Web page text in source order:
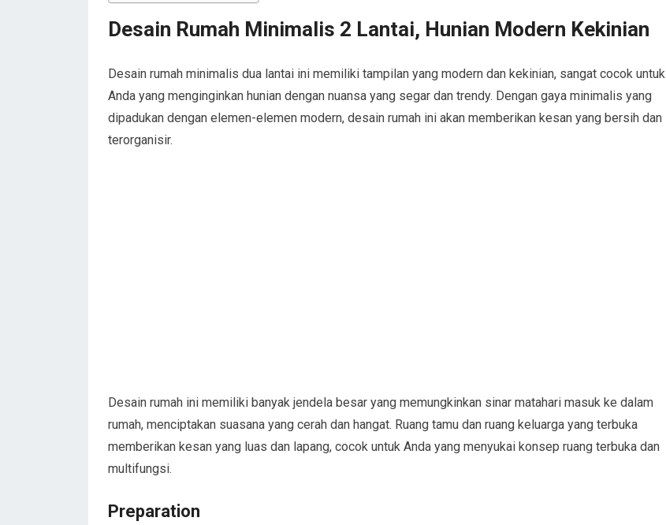
Desain Rumah Minimalis 2 Lantai, Hunian Modern Kekinian
Desain rumah minimalis dua lantai ini memiliki tampilan yang modern dan kekinian, sangat cocok untuk
Anda yang menginginkan hunian dengan nuansa yang segar dan trendy. Dengan gaya minimalis yang
dipadukan dengan elemen-elemen modern, desain rumah ini akan memberikan kesan yang bersih dan
terorganisir.
Desain rumah ini memiliki banyak jendela besar yang memungkinkan sinar matahari masuk ke dalam
rumah, menciptakan suasana yang cerah dan hangat. Ruang tamu dan ruang keluarga yang terbuka
memberikan kesan yang luas dan lapang, cocok untuk Anda yang menyukai konsep ruang terbuka dan
multifungsi.
Preparation